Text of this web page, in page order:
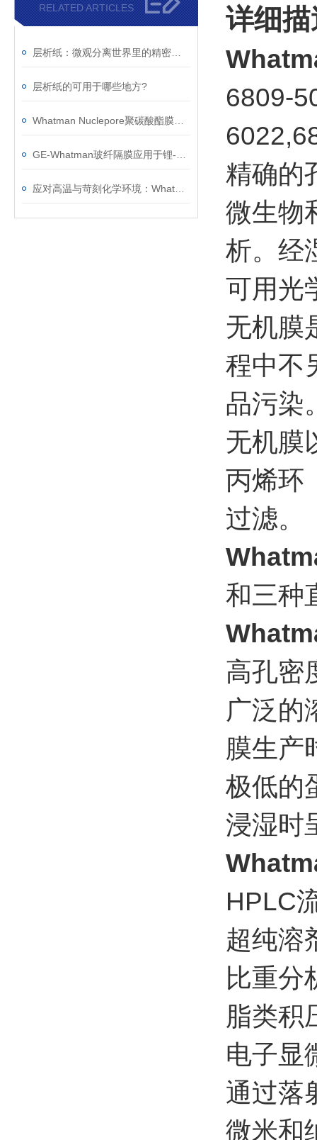
RELATED ARTICLES
层析纸的可用于哪些地方?
详细描
6809-
精确的
微生物
析。经
可用光
无机膜
程中不
品污染
无机膜
丙烯环
过滤。
和三种
高孔密
广泛的
膜生产
极低的
浸湿时
HPLC
超纯溶
比重分
脂类积
电子显
通过落
微米和